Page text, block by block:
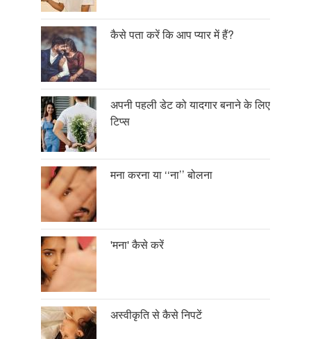
कैसे पता करें कि आप प्यार में हैं?
अपनी पहली डेट को यादगार बनाने के लिए
टिप्स
मना करना या ‘‘ना’’ बोलना
'मना' कैसे करें
अस्वीकृति से कैसे निपटें